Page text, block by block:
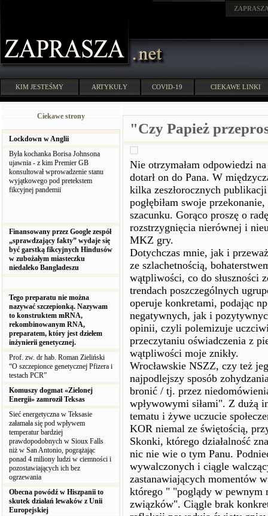
KIM JESTEŚMY ARTYKUŁY COVID-19 CIEKAWE LINKI
Ciekawe strony
Lockdown w Anglii
Była kochanka Borisa Johnsona
ujawnia - z kim Premier GB
konsultował wprowadzenie stanu
wyjątkowego pod pretekstem
fikcyjnej pandemii
Finansowany przez Google zespół
„sprawdzający fakty” wydaje się
być garstką fikcyjnych Hindusów
w zubożałym miasteczku
niedaleko Bangladeszu
Tego preparatu nie można
nazywać szczepionką. Nazywam
to konstruktem mRNA,
rekombinowanym RNA,
preparatem, który jest dziełem
inżynierii genetycznej.
Prof. zw. dr hab. Roman Zieliński
“O szczepionce genetycznej Pfizera i
testach PCR”
Komuszy dogmat «Zielonej
Energii» zamroził Teksas
Sieć energetyczna w Teksasie
załamała się pod wpływem
temperatur bardziej
prawdopodobnych w Sioux Falls
niż w San Antonio, pogrążając
ponad 4 miliony ludzi w ciemności i
pozostawiających ich bez
ogrzewania
Obecna powódź w Hiszpanii to
skutek działań lewaków z Unii
Europejskiej
"Czy Papież
Nie otrzymałam odpowiedzi
dotarł on do Pana. W
kilka zeszłorocznych
pogłębiłam swoje
szacunku. Gorąco proszę o
rozstrzygnięcia nierównej i
MKZ gry.
Dotychczas mnie, jak i
ze szlachetnością,
wątpliwości, co do słuszności
trendach poszczególnych
operuje konkretami, podając
negatywnych, jak i
opinii, czyli polemizuje
przeczytaniu oświadczenia z
wątpliwości moje znikły.
Wrocławskie NSZZ, czy też
najpodlejszy sposób
bronić / tj. przez
wpływowymi siłami". Z dużą
tematu i żywe uczucie
KOR niemal ze świętością,
Skonki, którego działalność
nic nie wie o tym Panu.
wywalczonych i ciągle
zastanawiających momentów
którego " "poglądy w pewnym
związków". Ciągle brak